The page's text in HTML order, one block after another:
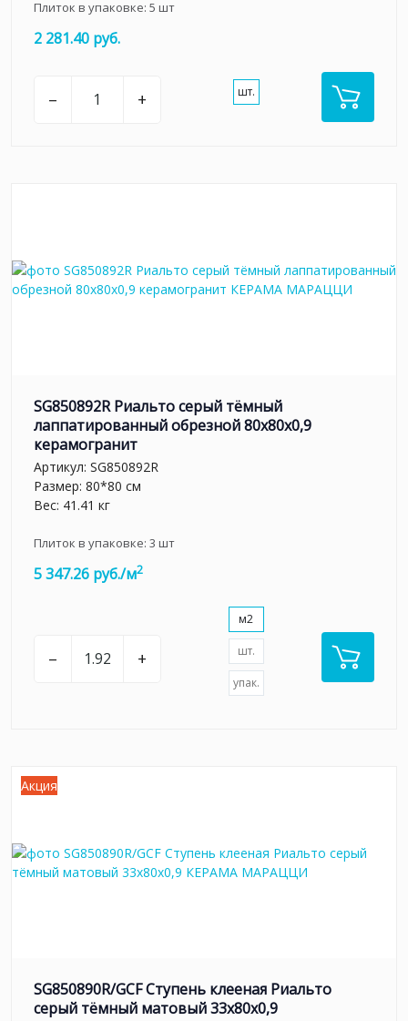
Плиток в упаковке: 5 шт
2 281.40 руб.
– + шт.
SG850892R Риальто серый тёмный
лаппатированный обрезной 80x80x0,9
керамогранит
Артикул: SG850892R
Размер: 80*80 см
Вес: 41.41 кг
Плиток в упаковке: 3 шт
5 347.26 руб./м2
– +
м2
шт.
упак.
Акция
SG850890R/GCF Ступень клееная Риальто
серый тёмный матовый 33x80x0,9